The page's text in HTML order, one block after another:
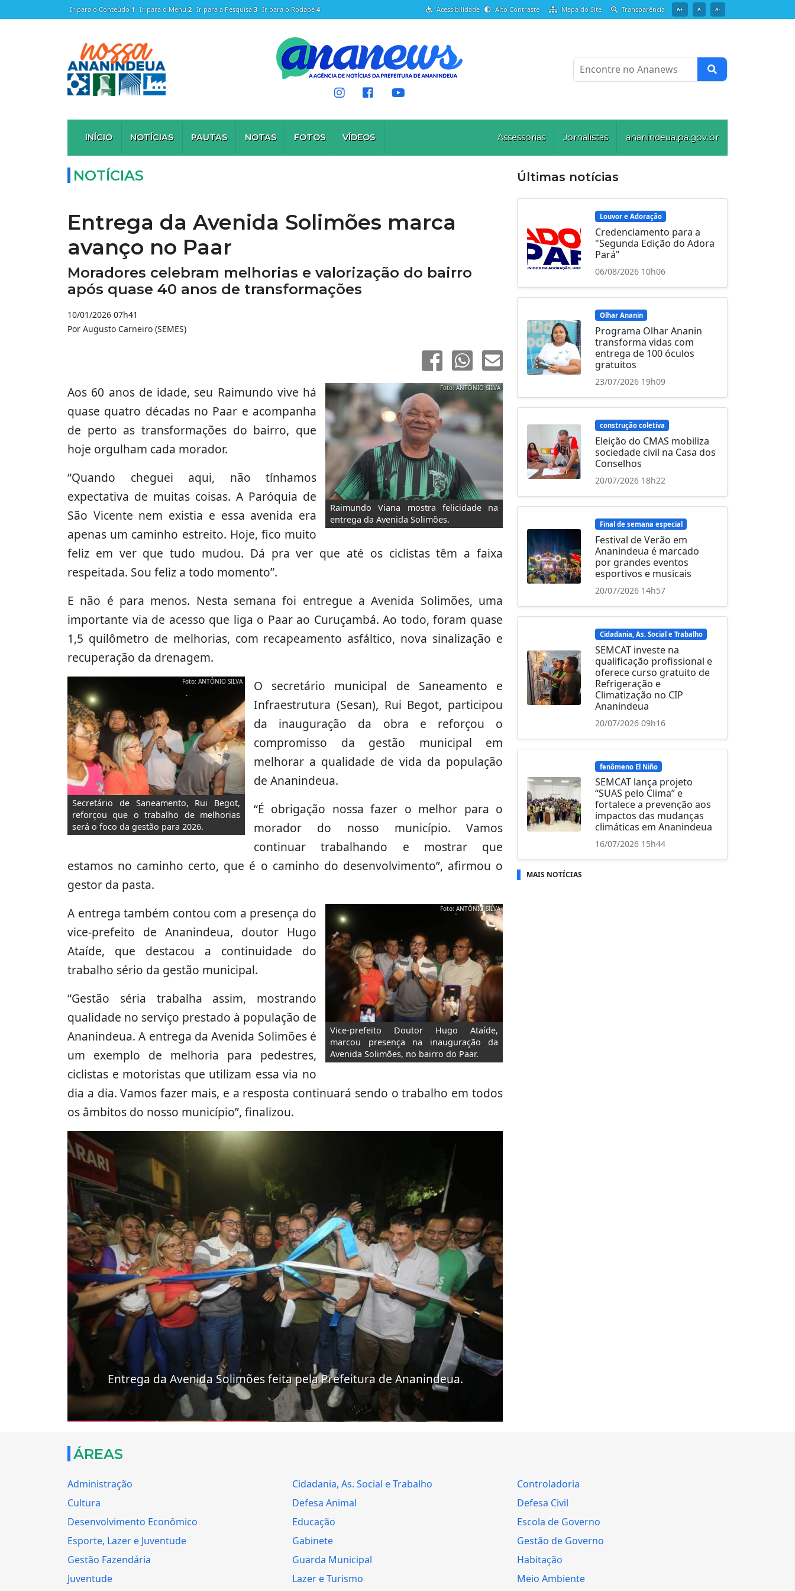
Ir para o Conteúdo 1 Ir para o Menu 2 Ir para a Pesquisa 3 Ir para o Rodapé4 Acessibilidade Alto Contraste Mapa do Site Transparência A+ A A-
Encontre no Ananews
INÍCIO NOTÍCIAS PAUTAS NOTAS FOTOS VÍDEOS Assessorias Jornalistas ananindeua.pa.gov.br
NOTÍCIAS
Entrega da Avenida Solimões marca
avanço no Paar
Moradores celebram melhorias e valorização do bairro
após quase 40 anos de transformações
10/01/2026 07h41
Por Augusto Carneiro (SEMES)
Raimundo Viana mostra felicidade na
entrega da Avenida Solimões.
Foto: ANTÔNIO SILVA
Aos 60 anos de idade, seu Raimundo vive há
quase quatro décadas no Paar e acompanha
de perto as transformações do bairro, que
hoje orgulham cada morador.
“Quando cheguei aqui, não tínhamos
expectativa de muitas coisas. A Paróquia de
São Vicente nem existia e essa avenida era
apenas um caminho estreito. Hoje, fico muito
feliz em ver que tudo mudou. Dá pra ver que até os ciclistas têm a faixa
respeitada. Sou feliz a todo momento”.
E não é para menos. Nesta semana foi entregue a Avenida Solimões, uma
importante via de acesso que liga o Paar ao Curuçambá. Ao todo, foram quase
1,5 quilômetro de melhorias, com recapeamento asfáltico, nova sinalização e
recuperação da drenagem.
Secretário de Saneamento, Rui Begot,
reforçou que o trabalho de melhorias
será o foco da gestão para 2026.
Foto: ANTÔNIO SILVA
O secretário municipal de Saneamento e
Infraestrutura (Sesan), Rui Begot, participou
da inauguração da obra e reforçou o
compromisso da gestão municipal em
melhorar a qualidade de vida da população
de Ananindeua.
“É obrigação nossa fazer o melhor para o
morador do nosso município. Vamos
continuar trabalhando e mostrar que
estamos no caminho certo, que é o caminho do desenvolvimento”, afirmou o
gestor da pasta.
Vice-prefeito Doutor Hugo Ataíde,
marcou presença na inauguração da
Avenida Solimões, no bairro do Paar.
Foto: ANTÔNIO SILVA
A entrega também contou com a presença do
vice-prefeito de Ananindeua, doutor Hugo
Ataíde, que destacou a continuidade do
trabalho sério da gestão municipal.
“Gestão séria trabalha assim, mostrando
qualidade no serviço prestado à população de
Ananindeua. A entrega da Avenida Solimões é
um exemplo de melhoria para pedestres,
ciclistas e motoristas que utilizam essa via no
dia a dia. Vamos fazer mais, e a resposta continuará sendo o trabalho em todos
os âmbitos do nosso município”, finalizou.
Entrega da Avenida Solimões feita pela Prefeitura de Ananindeua.
Últimas notícias
Louvor e Adoração
Credenciamento para a
"Segunda Edição do Adora
Pará"
06/08/2026 10h06
Olhar Ananin
Programa Olhar Ananin
transforma vidas com
entrega de 100 óculos
gratuitos
23/07/2026 19h09
construção coletiva
Eleição do CMAS mobiliza
sociedade civil na Casa dos
Conselhos
20/07/2026 18h22
Final de semana especial
Festival de Verão em
Ananindeua é marcado
por grandes eventos
esportivos e musicais
20/07/2026 14h57
Cidadania, As. Social e Trabalho
SEMCAT investe na
qualificação profissional e
oferece curso gratuito de
Refrigeração e
Climatização no CIP
Ananindeua
20/07/2026 09h16
fenômeno El Niño
SEMCAT lança projeto
“SUAS pelo Clima” e
fortalece a prevenção aos
impactos das mudanças
climáticas em Ananindeua
16/07/2026 15h44
MAIS NOTÍCIAS
ÁREAS
Administração Cidadania, As. Social e Trabalho
Controladoria
Cultura
Defesa Animal
Defesa Civil
Desenvolvimento Econômico
Educação
Escola de Governo
Esporte, Lazer e Juventude
Gabinete
Gestão de Governo
Gestão Fazendária
Guarda Municipal
Habitação
Juventude
Lazer e Turismo
Meio Ambiente